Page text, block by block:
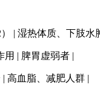
| 湿热体质、下肢水
用 | 脾胃虚弱者 |
高血脂、减肥人群 |